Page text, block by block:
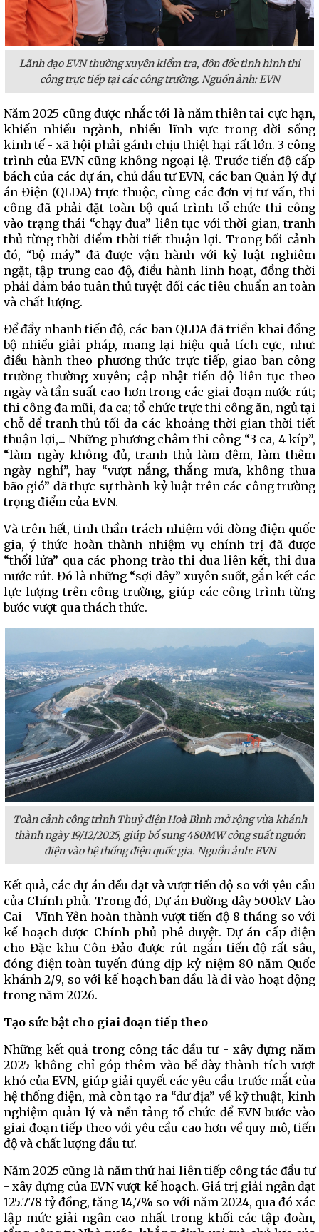
Lãnh đạo EVN thường xuyên kiểm tra, đôn đốc tình hình thi
công trực tiếp tại các công trường. Nguồn ảnh: EVN
Năm 2025 cũng được nhắc tới là năm thiên tai cực hạn,
khiến nhiều ngành, nhiều lĩnh vực trong đời sống
kinh tế - xã hội phải gánh chịu thiệt hại rất lớn. 3 công
trình của EVN cũng không ngoại lệ. Trước tiến độ cấp
bách của các dự án, chủ đầu tư EVN, các ban Quản lý dự
án Điện (QLDA) trực thuộc, cùng các đơn vị tư vấn, thi
công đã phải đặt toàn bộ quá trình tổ chức thi công
vào trạng thái “chạy đua” liên tục với thời gian, tranh
thủ từng thời điểm thời tiết thuận lợi. Trong bối cảnh
đó, “bộ máy” đã được vận hành với kỷ luật nghiêm
ngặt, tập trung cao độ, điều hành linh hoạt, đồng thời
phải đảm bảo tuân thủ tuyệt đối các tiêu chuẩn an toàn
và chất lượng.
Để đẩy nhanh tiến độ, các ban QLDA đã triển khai đồng
bộ nhiều giải pháp, mang lại hiệu quả tích cực, như:
điều hành theo phương thức trực tiếp, giao ban công
trường thường xuyên; cập nhật tiến độ liên tục theo
ngày và tần suất cao hơn trong các giai đoạn nước rút;
thi công đa mũi, đa ca; tổ chức trực thi công ăn, ngủ tại
chỗ để tranh thủ tối đa các khoảng thời gian thời tiết
thuận lợi,... Những phương châm thi công “3 ca, 4 kíp”,
“làm ngày không đủ, tranh thủ làm đêm, làm thêm
ngày nghỉ”, hay “vượt nắng, thắng mưa, không thua
bão gió” đã thực sự thành kỷ luật trên các công trường
trọng điểm của EVN.
Và trên hết, tinh thần trách nhiệm với dòng điện quốc
gia, ý thức hoàn thành nhiệm vụ chính trị đã được
“thổi lửa” qua các phong trào thi đua liên kết, thi đua
nước rút. Đó là những “sợi dây” xuyên suốt, gắn kết các
lực lượng trên công trường, giúp các công trình từng
bước vượt qua thách thức.
Toàn cảnh công trình Thuỷ điện Hoà Bình mở rộng vừa khánh
thành ngày 19/12/2025, giúp bổ sung 480MW công suất nguồn
điện vào hệ thống điện quốc gia. Nguồn ảnh: EVN
Kết quả, các dự án đều đạt và vượt tiến độ so với yêu cầu
của Chính phủ. Trong đó, Dự án Đường dây 500kV Lào
Cai - Vĩnh Yên hoàn thành vượt tiến độ 8 tháng so với
kế hoạch được Chính phủ phê duyệt. Dự án cấp điện
cho Đặc khu Côn Đảo được rút ngắn tiến độ rất sâu,
đóng điện toàn tuyến đúng dịp kỷ niệm 80 năm Quốc
khánh 2/9, so với kế hoạch ban đầu là đi vào hoạt động
trong năm 2026.
Tạo sức bật cho giai đoạn tiếp theo
Những kết quả trong công tác đầu tư - xây dựng năm
2025 không chỉ góp thêm vào bề dày thành tích vượt
khó của EVN, giúp giải quyết các yêu cầu trước mắt của
hệ thống điện, mà còn tạo ra “dư địa” về kỹ thuật, kinh
nghiệm quản lý và nền tảng tổ chức để EVN bước vào
giai đoạn tiếp theo với yêu cầu cao hơn về quy mô, tiến
độ và chất lượng đầu tư.
Năm 2025 cũng là năm thứ hai liên tiếp công tác đầu tư
- xây dựng của EVN vượt kế hoạch. Giá trị giải ngân đạt
125.778 tỷ đồng, tăng 14,7% so với năm 2024, qua đó xác
lập mức giải ngân cao nhất trong khối các tập đoàn,